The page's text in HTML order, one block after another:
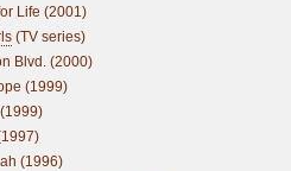
Life (2001)
(TV series)
Blvd. (2000)
(1999)
(1996)